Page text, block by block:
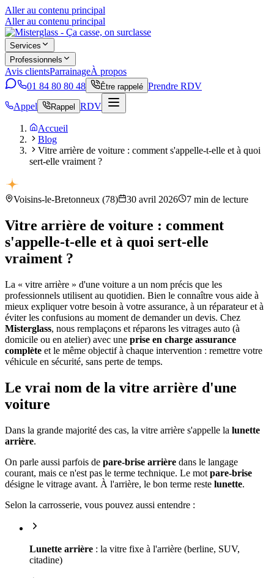
Aller au contenu principal
Aller au contenu principal
Services
Professionnels
Avis clientsParrainageÀ propos
01 84 80 80 48
Être rappelé Prendre RDV
Appel
Rappel RDV
Accueil
Blog
Vitre arrière de voiture : comment s'appelle-t-elle et à quoi
sert-elle vraiment ?
Voisins-le-Bretonneux (78) 30 avril 2026 7 min de lecture
Vitre arrière de voiture : comment
s'appelle-t-elle et à quoi sert-elle
vraiment ?
La « vitre arrière » d'une voiture a un nom précis que les
professionnels utilisent au quotidien. Bien le connaître vous aide à
mieux expliquer votre besoin à votre assurance, à un réparateur et à
éviter les confusions au moment de demander un devis. Chez
Misterglass, nous remplaçons et réparons les vitrages auto (à
domicile ou en atelier) avec une prise en charge assurance
complète et le même objectif à chaque intervention : remettre votre
véhicule en sécurité, sans perte de temps.
Le vrai nom de la vitre arrière d'une
voiture
Dans la grande majorité des cas, la vitre arrière s'appelle la lunette
arrière.
On parle aussi parfois de pare-brise arrière dans le langage
courant, mais ce n'est pas le terme technique. Le mot pare-brise
désigne le vitrage avant. À l'arrière, le bon terme reste lunette.
Selon la carrosserie, vous pouvez aussi entendre :
Lunette arrière : la vitre fixe à l'arrière (berline, SUV,
citadine)